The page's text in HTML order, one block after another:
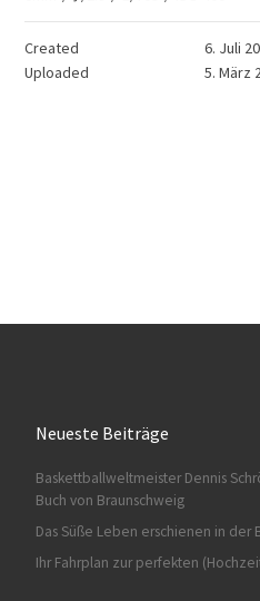
Created
6. Juli
Uploaded
5. März
Neueste Beiträge
Baskettballweltmeister Dennis
Buch von Braunschweig
Das Süße Leben erschienen in der
Ihr Fahrplan zur perfekten